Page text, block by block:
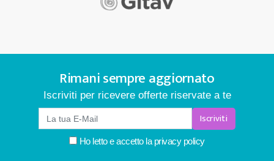
Rimani sempre aggiornato
Iscriviti per ricevere offerte riservate a te
Iscriviti
Ho letto e accetto laprivacy policy